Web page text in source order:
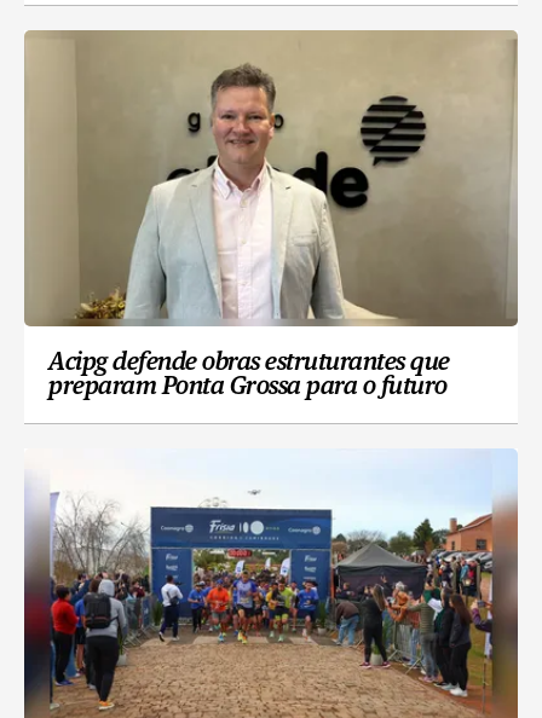
Acipg defende obras estruturantes que
preparam Ponta Grossa para o futuro